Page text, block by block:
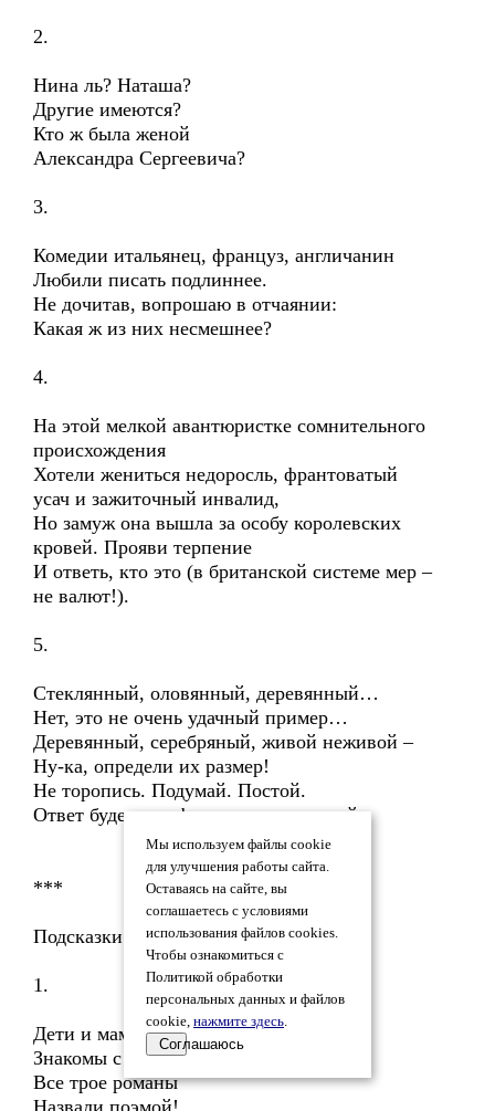
2.
Нина ль? Наташа?
Другие имеются?
Кто ж была женой
Александра Сергеевича?
3.
Комедии итальянец, француз, англичанин
Любили писать подлиннее.
Не дочитав, вопрошаю в отчаянии:
Какая ж из них несмешнее?
4.
На этой мелкой авантюристке сомнительного
происхождения
Хотели жениться недоросль, франтоватый
усач и зажиточный инвалид,
Но замуж она вышла за особу королевских
кровей. Прояви терпение
И ответь, кто это (в британской системе мер –
не валют!).
5.
Стеклянный, оловянный, деревянный…
Нет, это не очень удачный пример…
Деревянный, серебряный, живой неживой –
Ну-ка, определи их размер!
Не торопись. Подумай. Постой.
Ответ будет в рифму и очень простой.
***
Подсказки и отгадки
1.
Дети и мамы
Знакомы с темой:
Все трое романы
Назвали поэмой!
Мы используем файлы cookie
для улучшения работы сайта.
Оставаясь на сайте, вы
соглашаетесь с условиями
использования файлов cookies.
Чтобы ознакомиться с
Политикой обработки
персональных данных и файлов
cookie, нажмите здесь.
Соглашаюсь